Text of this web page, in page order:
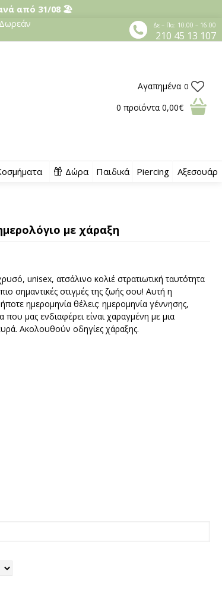
από 31/08 🏖️
Δε – Πα: 10.00 – 16.00
210 45 13 107
Αγαπημένα 0
0 προϊόντα 0,00€
Δώρα Παιδικά Piercing Αξεσουάρ
με χάραξη
unisex, ατσάλινο κολιέ στρατιωτική ταυτότητα
σημαντικές στιγμές της ζωής σου! Αυτή η
ημερομηνία θέλεις: ημερομηνία γέννησης,
που μας ενδιαφέρει είναι χαραγμένη με μια
Ακολουθούν οδηγίες χάραξης.